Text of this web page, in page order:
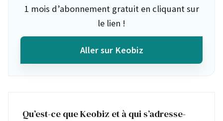
1 mois d’abonnement gratuit en cliquant sur
le lien !
Aller sur Keobiz
Qu’est-ce que Keobiz et à qui s’adresse-